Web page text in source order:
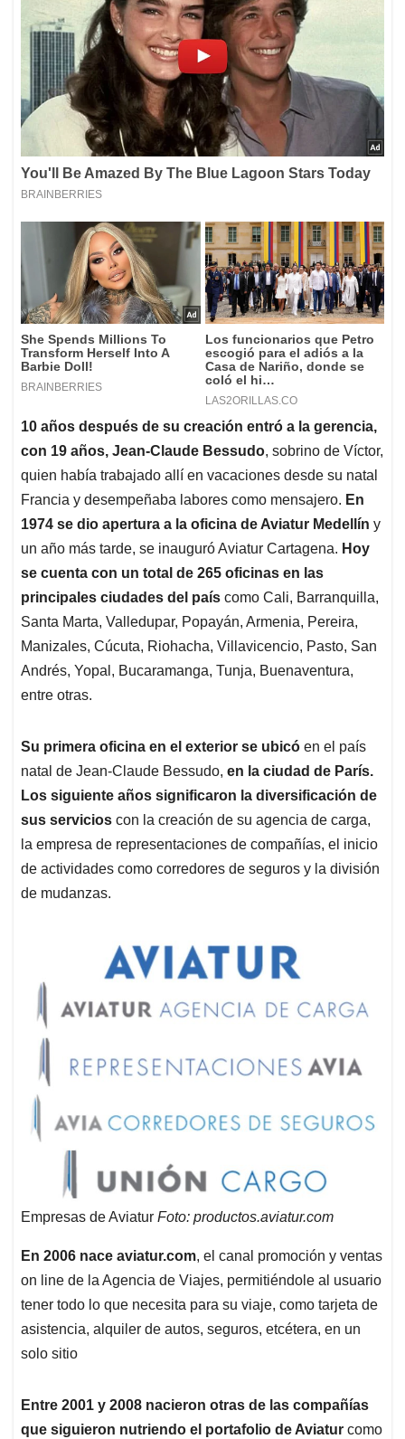
10 años después de su creación entró a la gerencia,
con 19 años, Jean-Claude Bessudo, sobrino de Víctor,
quien había trabajado allí en vacaciones desde su natal
Francia y desempeñaba labores como mensajero. En
1974 se dio apertura a la oficina de Aviatur Medellín y
un año más tarde, se inauguró Aviatur Cartagena. Hoy
se cuenta con un total de 265 oficinas en las
principales ciudades del país como Cali, Barranquilla,
Santa Marta, Valledupar, Popayán, Armenia, Pereira,
Manizales, Cúcuta, Riohacha, Villavicencio, Pasto, San
Andrés, Yopal, Bucaramanga, Tunja, Buenaventura,
entre otras.
Su primera oficina en el exterior se ubicó en el país
natal de Jean-Claude Bessudo, en la ciudad de París.
Los siguiente años significaron la diversificación de
sus servicios con la creación de su agencia de carga,
la empresa de representaciones de compañías, el inicio
de actividades como corredores de seguros y la división
de mudanzas.
Empresas de Aviatur Foto: productos.aviatur.com
En 2006 nace aviatur.com, el canal promoción y ventas
on line de la Agencia de Viajes, permitiéndole al usuario
tener todo lo que necesita para su viaje, como tarjeta de
asistencia, alquiler de autos, seguros, etcétera, en un
solo sitio
Entre 2001 y 2008 nacieron otras de las compañías
que siguieron nutriendo el portafolio de Aviatur como